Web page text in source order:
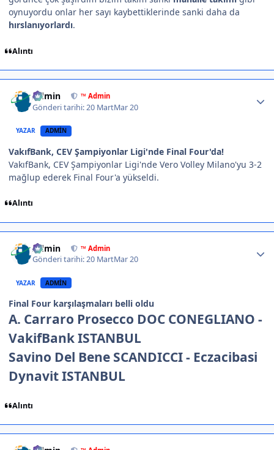
oynuyordu onlar her sayı kaybettiklerinde sanki daha da
hırslanıyorlardı.
Alıntı
Admin ™ Admin
Gönderi tarihi:20 MartMar 20
YAZAR ADMIN
VakıfBank, CEV Şampiyonlar Ligi'nde Final Four'da!
VakıfBank, CEV Şampiyonlar Ligi'nde Vero Volley Milano'yu 3-2
mağlup ederek Final Four'a yükseldi.
Alıntı
Admin ™ Admin
Gönderi tarihi:20 MartMar 20
YAZAR ADMIN
Final Four karşılaşmaları belli oldu
A. Carraro Prosecco DOC CONEGLIANO -
VakifBank ISTANBUL
Savino Del Bene SCANDICCI- Eczacibasi
Dynavit ISTANBUL
Alıntı